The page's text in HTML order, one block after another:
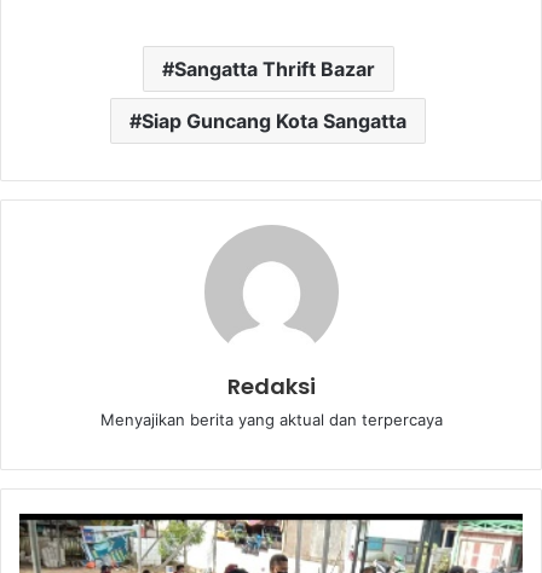
Sangatta Thrift Bazar
Siap Guncang Kota Sangatta
Redaksi
Menyajikan berita yang aktual dan terpercaya